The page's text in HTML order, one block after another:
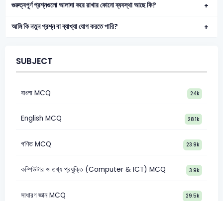
গুরুত্বপূর্ণ প্রশ্নগুলো আলাদা করে রাখার কোনো ব্যবস্থা আছে কি?
আমি কি নতুন প্রশ্ন বা ব্যাখ্যা যোগ করতে পারি?
SUBJECT
বাংলা MCQ 24k
English MCQ 28.1k
গণিত MCQ 23.9k
কম্পিউটার ও তথ্য প্রযুক্তি (Computer & ICT) MCQ 3.9k
সাধারণ জ্ঞান MCQ 29.5k